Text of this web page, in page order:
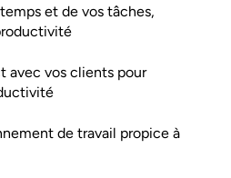
et de vos tâches,
avec vos clients pour
de travail propice à